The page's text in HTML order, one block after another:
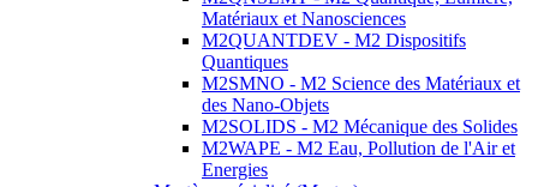
Matériaux et Nanosciences
M2QUANTDEV - M2 Dispositifs
Quantiques
M2SMNO - M2 Science des Matériaux et
des Nano-Objets
M2SOLIDS - M2 Mécanique des Solides
M2WAPE - M2 Eau, Pollution de l'Air et
Energies